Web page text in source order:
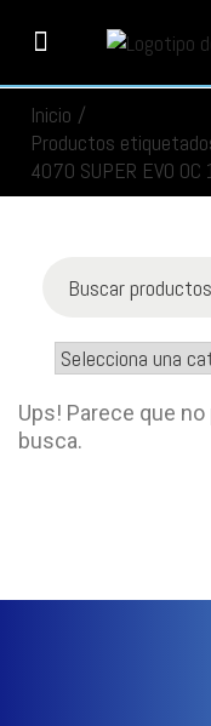
Inicio /
Productos
4070 SUPER EVO OC
Ups! Parece que
busca.